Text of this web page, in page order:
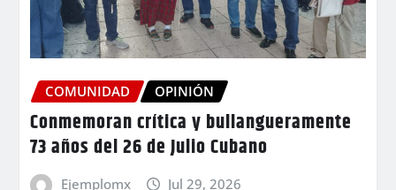
COMUNIDAD OPINIÓN
Conmemoran crítica y bullangueramente
73 años del 26 de Julio Cubano
Ejemplomx Jul 29, 2026